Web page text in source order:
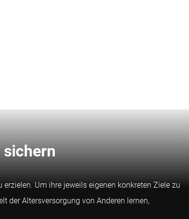
sichern
Um ihre jeweils eigenen konkreten Ziele zu
der Altersversorgung von Anderen lernen,